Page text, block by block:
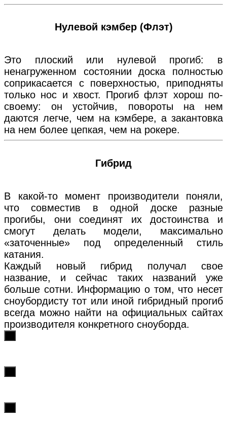
Нулевой кэмбер (Флэт)
Это плоский или нулевой прогиб: в
ненагруженном состоянии доска полностью
соприкасается с поверхностью, приподняты
только нос и хвост. Прогиб флэт хорош по-
своему: он устойчив, повороты на нем
даются легче, чем на кэмбере, а закантовка
на нем более цепкая, чем на рокере.
Гибрид
В какой-то момент производители поняли,
что совместив в одной доске разные
прогибы, они соединят их достоинства и
смогут делать модели, максимально
«заточенные» под определенный стиль
катания.
Каждый новый гибрид получал свое
название, и сейчас таких названий уже
больше сотни. Информацию о том, что несет
сноубордисту тот или иной гибридный прогиб
всегда можно найти на официальных сайтах
производителя конкретного сноуборда.